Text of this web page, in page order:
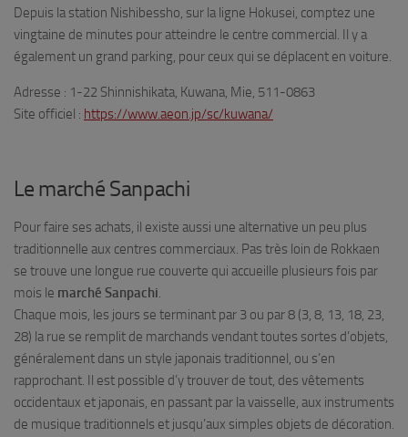
Depuis la station Nishibessho, sur la ligne Hokusei, comptez une
vingtaine de minutes pour atteindre le centre commercial. Il y a
également un grand parking, pour ceux qui se déplacent en voiture.
Adresse : 1-22 Shinnishikata, Kuwana, Mie, 511-0863
Site officiel : https://www.aeon.jp/sc/kuwana/
Le marché Sanpachi
Pour faire ses achats, il existe aussi une alternative un peu plus
traditionnelle aux centres commerciaux. Pas très loin de Rokkaen
se trouve une longue rue couverte qui accueille plusieurs fois par
mois le marché Sanpachi.
Chaque mois, les jours se terminant par 3 ou par 8 (3, 8, 13, 18, 23,
28) la rue se remplit de marchands vendant toutes sortes d’objets,
généralement dans un style japonais traditionnel, ou s’en
rapprochant. Il est possible d’y trouver de tout, des vêtements
occidentaux et japonais, en passant par la vaisselle, aux instruments
de musique traditionnels et jusqu’aux simples objets de décoration.